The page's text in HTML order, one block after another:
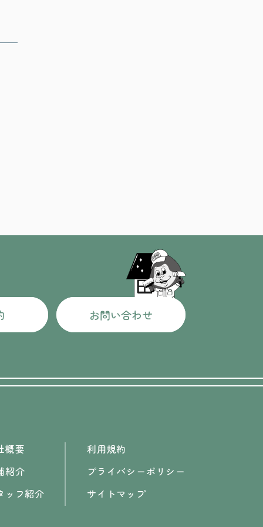
お問い合わせ
概要
紹介
ッフ紹介
利用規約
プライバシーポリシー
サイトマップ